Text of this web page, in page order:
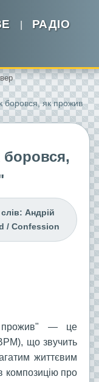
РАДІО
боровся, як прожив
боровся,
Андрій
/ Confession
— це
що звучить
життєвим
композицію про